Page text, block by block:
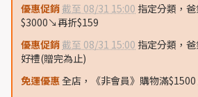
優惠促銷 截至 08/31 15:00 指定分類，
$3000↘再折$159
優惠促銷 截至 08/31 15:00 指定分類，
好禮(贈完為止)
免運優惠全店，《非會員》購物滿$1500